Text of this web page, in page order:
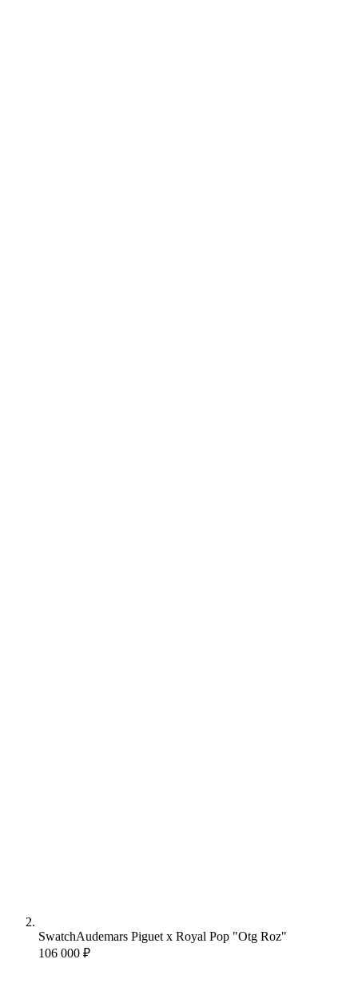
SwatchAudemars Piguet x Royal Pop "Otg Roz"
106 000 ₽